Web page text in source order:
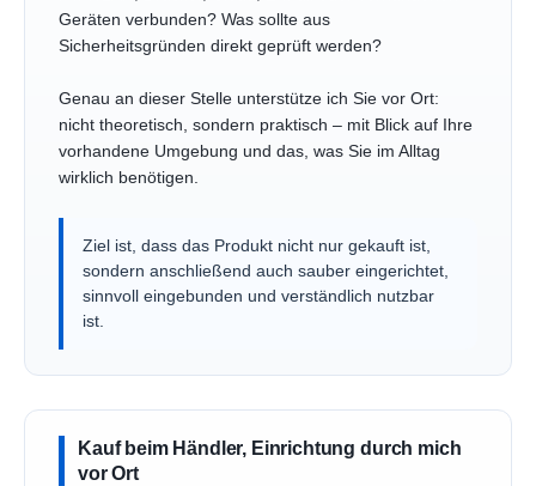
Geräten verbunden? Was sollte aus
Sicherheitsgründen direkt geprüft werden?
Genau an dieser Stelle unterstütze ich Sie vor Ort:
nicht theoretisch, sondern praktisch – mit Blick auf Ihre
vorhandene Umgebung und das, was Sie im Alltag
wirklich benötigen.
Ziel ist, dass das Produkt nicht nur gekauft ist,
sondern anschließend auch sauber eingerichtet,
sinnvoll eingebunden und verständlich nutzbar
ist.
Kauf beim Händler, Einrichtung durch mich
vor Ort